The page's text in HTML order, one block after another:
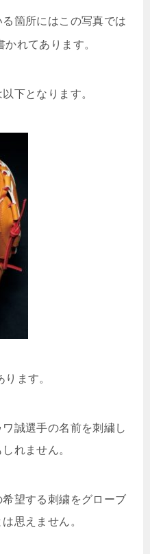
箇所にはこの写真では
かれてあります。
下となります。
ります。
誠選手の名前を刺繍し
れません。
望する刺繍をグローブ
思えません。